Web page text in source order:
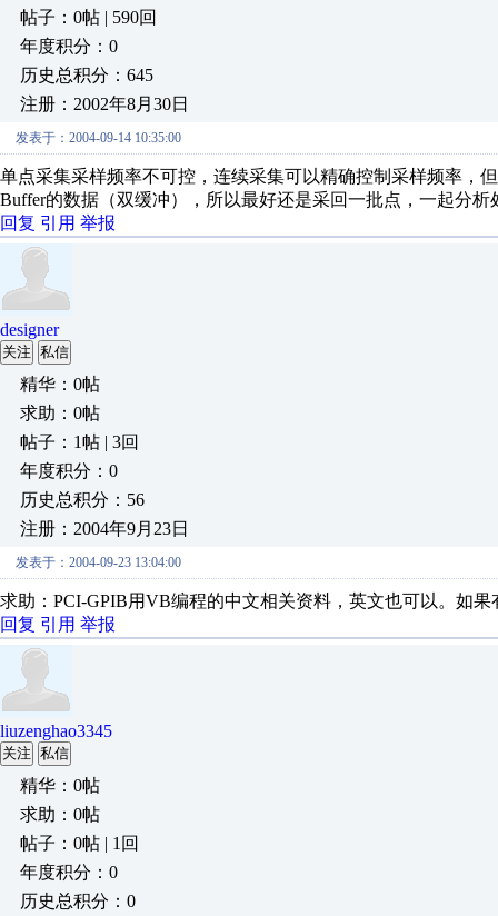
帖子：0帖 | 590回
年度积分：0
历史总积分：645
注册：2002年8月30日
发表于：2004-09-14 10:35:00
单点采集采样频率不可控，连续采集可以精确控制采样频率，
Buffer的数据（双缓冲），所以最好还是采回一批点，一起分析
回复 引用 举报
designer
关注 私信
精华：0帖
求助：0帖
帖子：1帖 | 3回
年度积分：0
历史总积分：56
注册：2004年9月23日
发表于：2004-09-23 13:04:00
求助：PCI-GPIB用VB编程的中文相关资料，英文也可以。如果
回复 引用 举报
liuzenghao3345
关注 私信
精华：0帖
求助：0帖
帖子：0帖 | 1回
年度积分：0
历史总积分：0